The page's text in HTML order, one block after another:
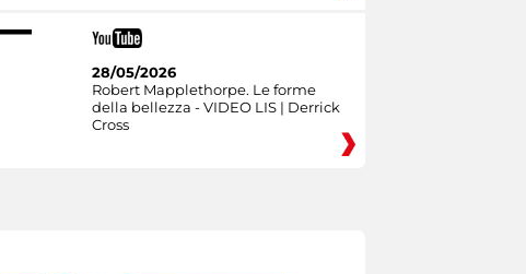
28/05/2026
Robert Mapplethorpe. Le forme
della bellezza - VIDEO LIS | Derrick
Cross